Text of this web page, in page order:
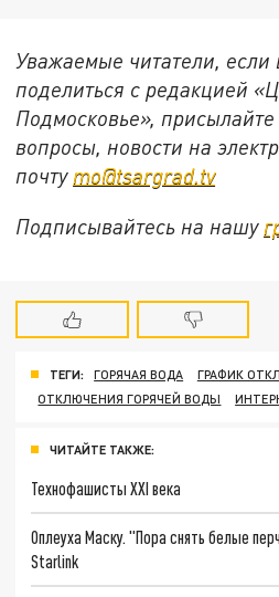
Уважаемые читатели, если
поделиться с редакцией
Подмосковье»,
вопросы, новости на
почту mo@tsargrad.tv
Подписывайтесь на нашу
ТЕГИ: ГОРЯЧАЯ ВОДА
ГРАФИК
ОТКЛЮЧЕНИЯ ГОРЯЧЕЙ ВОДЫ
ЧИТАЙТЕ ТАКЖЕ:
Технофашисты XXI века
Оплеуха Маску. "Пора снять белые
Starlink